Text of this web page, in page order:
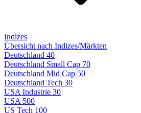
Indizes
Übersicht nach Indizes/Märkten
Deutschland 40
Deutschland Small Cap 70
Deutschland Mid Cap 50
Deutschland Tech 30
USA Industrie 30
USA 500
US Tech 100